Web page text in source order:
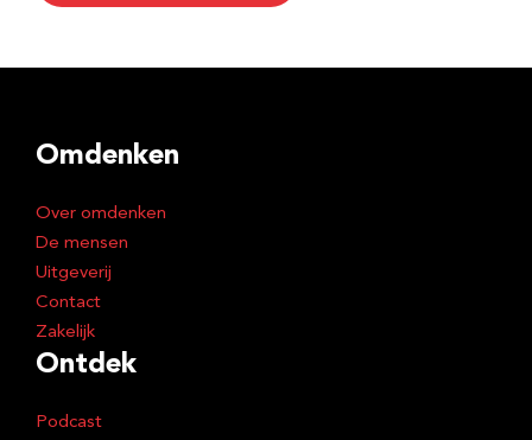
Omdenken
Over omdenken
De mensen
Uitgeverij
Contact
Zakelijk
Ontdek
Podcast